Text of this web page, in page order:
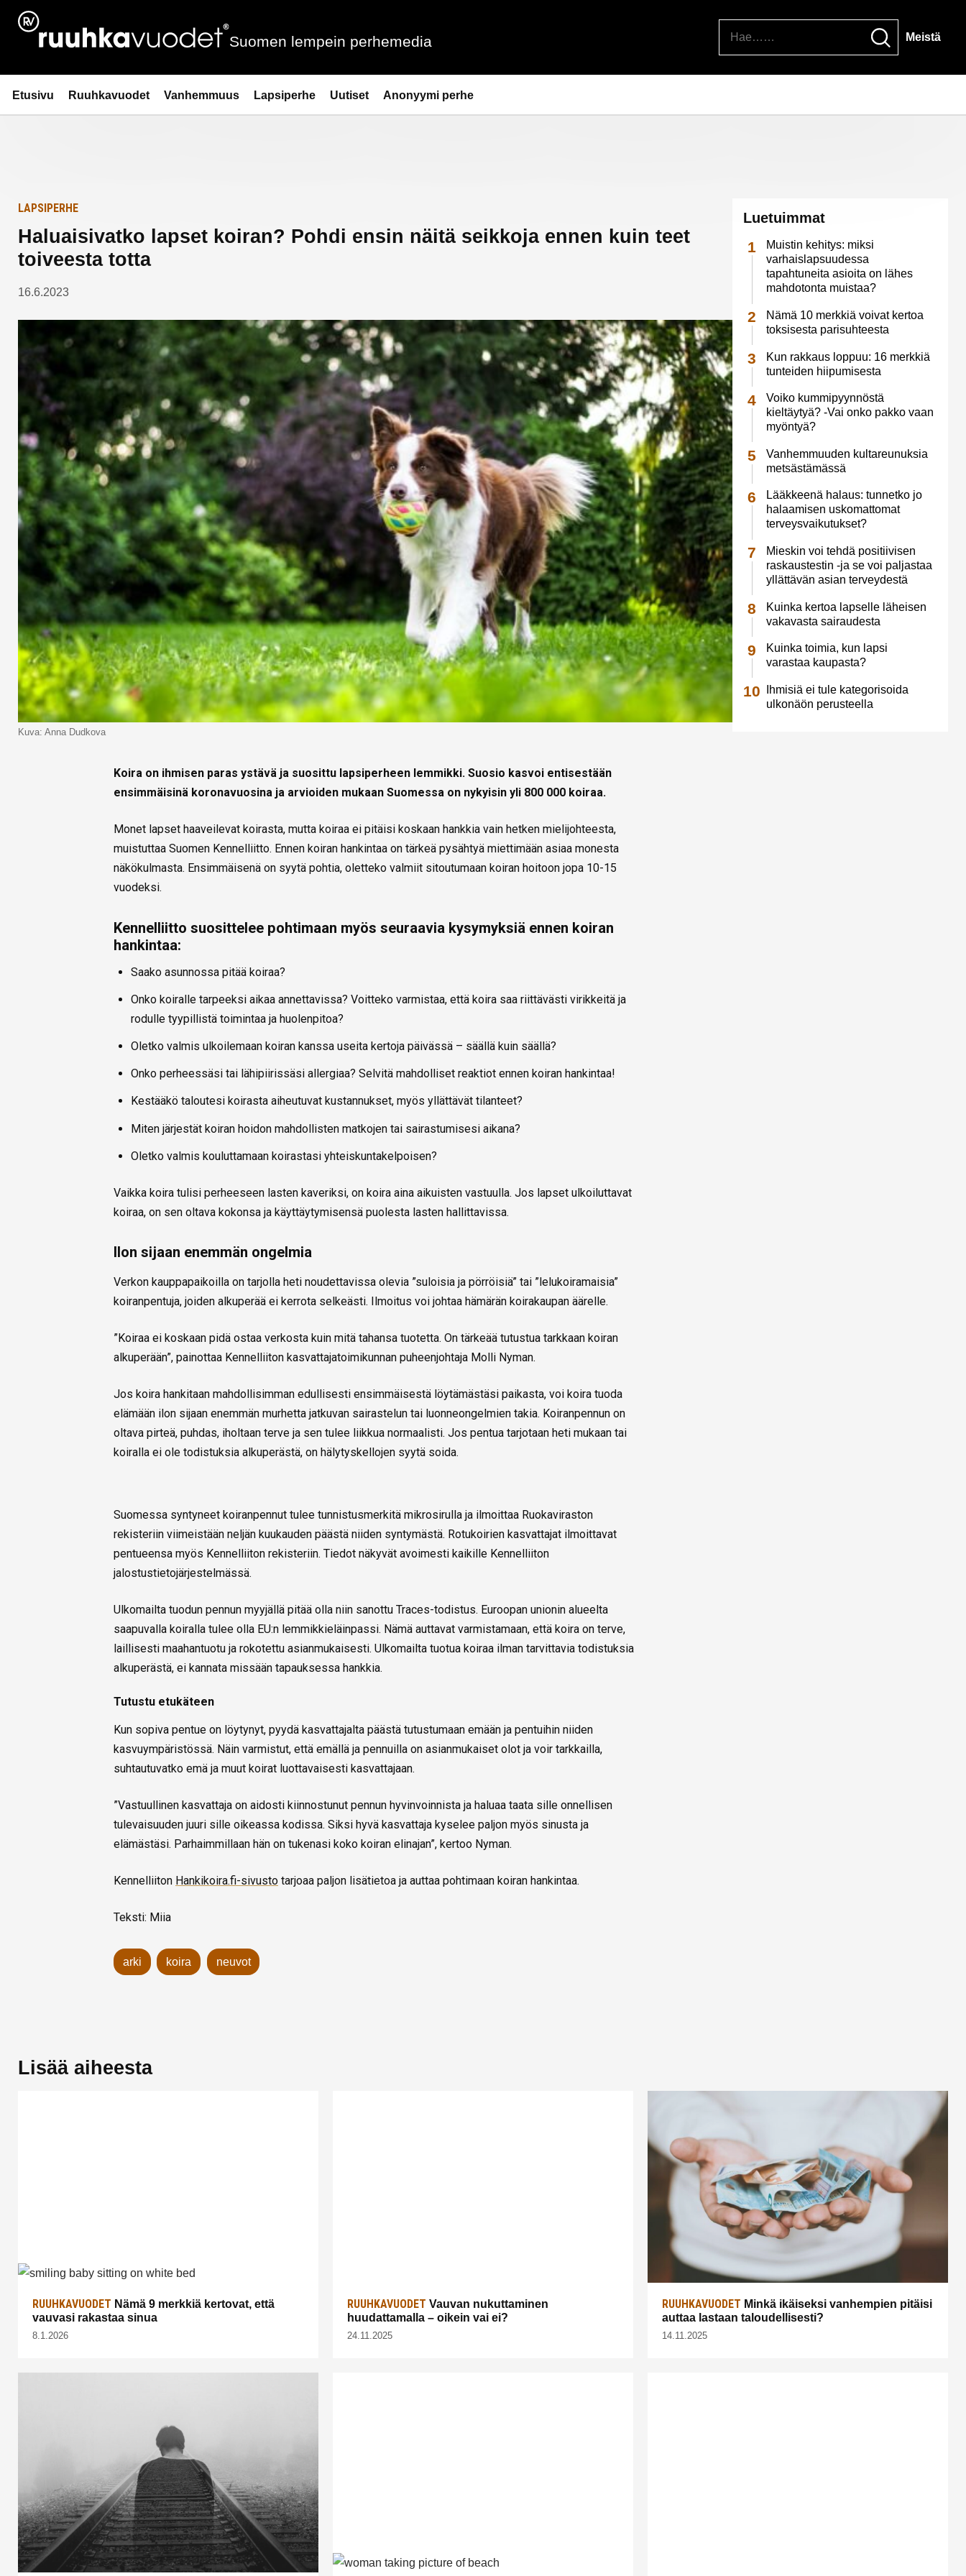
Siirry
sisältöön
Ruuhkavuodet.fi
Suomen lempein perhemedia Meistä
Etusivu Ruuhkavuodet Vanhemmuus Lapsiperhe Uutiset Anonyymi perhe
Etusivulle
LAPSIPERHE
Haluaisivatko lapset koiran? Pohdi ensin näitä seikkoja ennen kuin teet
toiveesta totta
16.6.2023
Kuva: Anna Dudkova
Koira on ihmisen paras ystävä ja suosittu lapsiperheen lemmikki. Suosio kasvoi entisestään
ensimmäisinä koronavuosina ja arvioiden mukaan Suomessa on nykyisin yli 800 000 koiraa.
Monet lapset haaveilevat koirasta, mutta koiraa ei pitäisi koskaan hankkia vain hetken mielijohteesta,
muistuttaa Suomen Kennelliitto. Ennen koiran hankintaa on tärkeä pysähtyä miettimään asiaa monesta
näkökulmasta. Ensimmäisenä on syytä pohtia, oletteko valmiit sitoutumaan koiran hoitoon jopa 10-15
vuodeksi.
Kennelliitto suosittelee pohtimaan myös seuraavia kysymyksiä ennen koiran
hankintaa:
Saako asunnossa pitää koiraa?
Onko koiralle tarpeeksi aikaa annettavissa? Voitteko varmistaa, että koira saa riittävästi virikkeitä ja
rodulle tyypillistä toimintaa ja huolenpitoa?
Oletko valmis ulkoilemaan koiran kanssa useita kertoja päivässä – säällä kuin säällä?
Onko perheessäsi tai lähipiirissäsi allergiaa? Selvitä mahdolliset reaktiot ennen koiran hankintaa!
Kestääkö taloutesi koirasta aiheutuvat kustannukset, myös yllättävät tilanteet?
Miten järjestät koiran hoidon mahdollisten matkojen tai sairastumisesi aikana?
Oletko valmis kouluttamaan koirastasi yhteiskuntakelpoisen?
Vaikka koira tulisi perheeseen lasten kaveriksi, on koira aina aikuisten vastuulla. Jos lapset ulkoiluttavat
koiraa, on sen oltava kokonsa ja käyttäytymisensä puolesta lasten hallittavissa.
Ilon sijaan enemmän ongelmia
Verkon kauppapaikoilla on tarjolla heti noudettavissa olevia ”suloisia ja pörröisiä” tai ”lelukoiramaisia”
koiranpentuja, joiden alkuperää ei kerrota selkeästi. Ilmoitus voi johtaa hämärän koirakaupan äärelle.
”Koiraa ei koskaan pidä ostaa verkosta kuin mitä tahansa tuotetta. On tärkeää tutustua tarkkaan koiran
alkuperään”, painottaa Kennelliiton kasvattajatoimikunnan puheenjohtaja Molli Nyman.
Jos koira hankitaan mahdollisimman edullisesti ensimmäisestä löytämästäsi paikasta, voi koira tuoda
elämään ilon sijaan enemmän murhetta jatkuvan sairastelun tai luonneongelmien takia. Koiranpennun on
oltava pirteä, puhdas, iholtaan terve ja sen tulee liikkua normaalisti. Jos pentua tarjotaan heti mukaan tai
koiralla ei ole todistuksia alkuperästä, on hälytyskellojen syytä soida.
Suomessa syntyneet koiranpennut tulee tunnistusmerkitä mikrosirulla ja ilmoittaa Ruokaviraston
rekisteriin viimeistään neljän kuukauden päästä niiden syntymästä. Rotukoirien kasvattajat ilmoittavat
pentueensa myös Kennelliiton rekisteriin. Tiedot näkyvät avoimesti kaikille Kennelliiton
jalostustietojärjestelmässä.
Ulkomailta tuodun pennun myyjällä pitää olla niin sanottu Traces-todistus. Euroopan unionin alueelta
saapuvalla koiralla tulee olla EU:n lemmikkieläinpassi. Nämä auttavat varmistamaan, että koira on terve,
laillisesti maahantuotu ja rokotettu asianmukaisesti. Ulkomailta tuotua koiraa ilman tarvittavia todistuksia
alkuperästä, ei kannata missään tapauksessa hankkia.
Tutustu etukäteen
Kun sopiva pentue on löytynyt, pyydä kasvattajalta päästä tutustumaan emään ja pentuihin niiden
kasvuympäristössä. Näin varmistut, että emällä ja pennuilla on asianmukaiset olot ja voir tarkkailla,
suhtautuvatko emä ja muut koirat luottavaisesti kasvattajaan.
”Vastuullinen kasvattaja on aidosti kiinnostunut pennun hyvinvoinnista ja haluaa taata sille onnellisen
tulevaisuuden juuri sille oikeassa kodissa. Siksi hyvä kasvattaja kyselee paljon myös sinusta ja
elämästäsi. Parhaimmillaan hän on tukenasi koko koiran elinajan”, kertoo Nyman.
Kennelliiton Hankikoira.fi-sivusto tarjoaa paljon lisätietoa ja auttaa pohtimaan koiran hankintaa.
Teksti: Miia
arki koira neuvot
Luetuimmat
Muistin kehitys: miksi
varhaislapsuudessa
tapahtuneita asioita on lähes
mahdotonta muistaa?
Nämä 10 merkkiä voivat kertoa
toksisesta parisuhteesta
Kun rakkaus loppuu: 16 merkkiä
tunteiden hiipumisesta
Voiko kummipyynnöstä
kieltäytyä? -Vai onko pakko vaan
myöntyä?
Vanhemmuuden kultareunuksia
metsästämässä
Lääkkeenä halaus: tunnetko jo
halaamisen uskomattomat
terveysvaikutukset?
Mieskin voi tehdä positiivisen
raskaustestin -ja se voi paljastaa
yllättävän asian terveydestä
Kuinka kertoa lapselle läheisen
vakavasta sairaudesta
Kuinka toimia, kun lapsi
varastaa kaupasta?
Ihmisiä ei tule kategorisoida
ulkonäön perusteella
Lisää aiheesta
RUUHKAVUODET Nämä 9 merkkiä kertovat, että
vauvasi rakastaa sinua
8.1.2026
RUUHKAVUODET Vauvan nukuttaminen
huudattamalla – oikein vai ei?
24.11.2025
RUUHKAVUODET Minkä ikäiseksi vanhempien pitäisi
auttaa lastaan taloudellisesti?
14.11.2025